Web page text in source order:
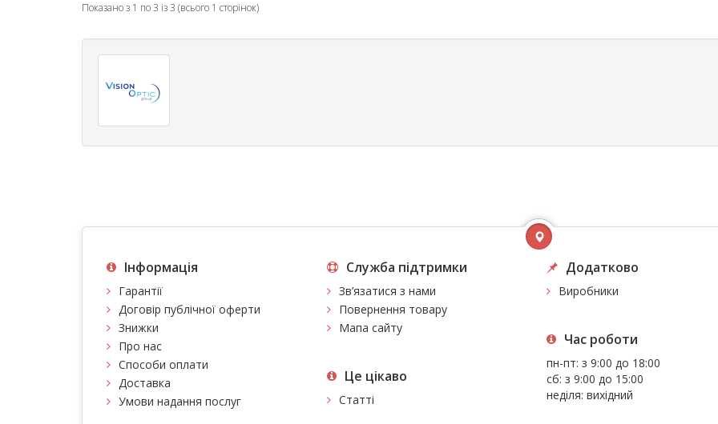
Показано з 1 по 3 із 3 (всього 1 сторінок)
Інформація
Гарантії
Договір публічної оферти
Знижки
Про нас
Способи оплати
Доставка
Умови надання послуг
Служба підтримки
Зв’язатися з нами
Повернення товару
Мапа сайту
Це цiкаво
Статті
Додатково
Виробники
Час роботи
пн-пт: з 9:00 до 18:00
сб: з 9:00 до 15:00
неділя: вихідний